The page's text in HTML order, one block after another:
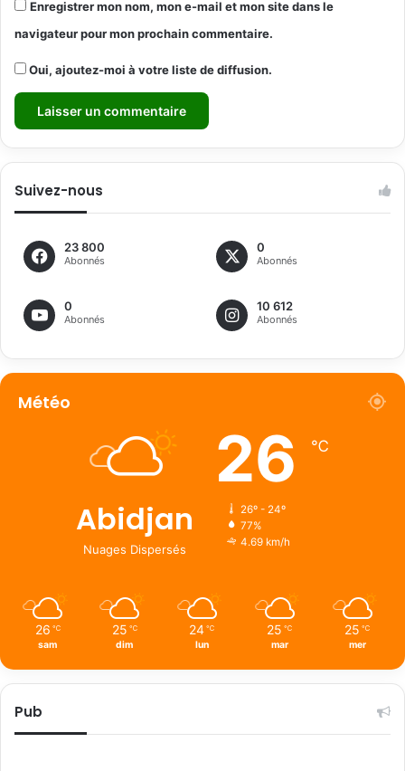
Enregistrer mon nom, mon e-mail et mon site dans le
navigateur pour mon prochain commentaire.
Oui, ajoutez-moi à votre liste de diffusion.
Suivez-nous
23 800
Abonnés
0
Abonnés
0
Abonnés
10 612
Abonnés
Météo
Abidjan
Nuages Dispersés
26 ℃
26º - 24º
77%
4.69 km/h
26 ℃
sam
25 ℃
dim
24 ℃
lun
25 ℃
mar
25 ℃
mer
Pub